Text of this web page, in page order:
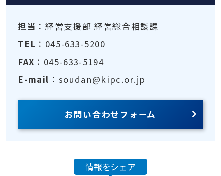
担当 ：経営支援部 経営総合相談課
TEL ：045-633-5200
FAX ：045-633-5194
E-mail ：soudan@kipc.or.jp
お問い合わせフォーム
情報をシェア